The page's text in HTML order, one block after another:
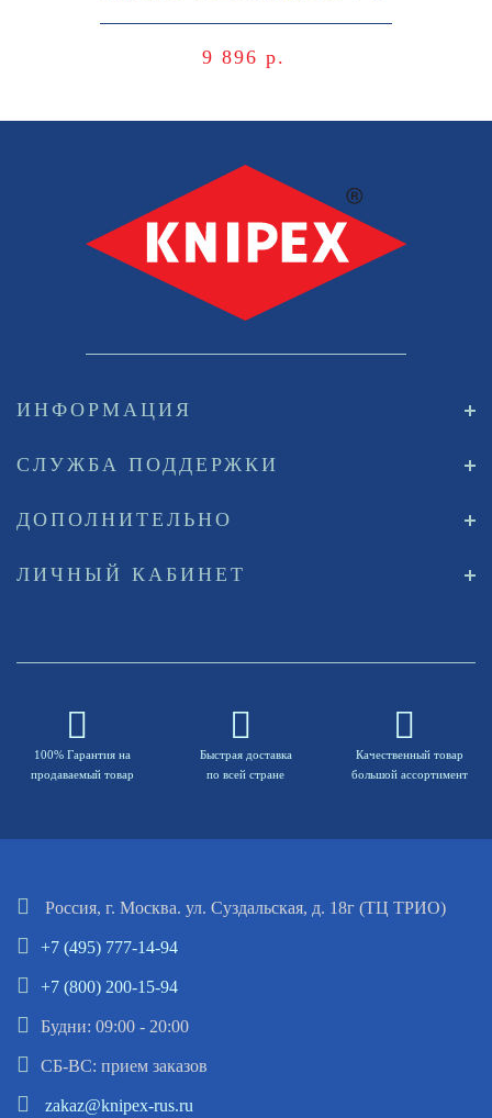
9 896 р.
ИНФОРМАЦИЯ
СЛУЖБА ПОДДЕРЖКИ
ДОПОЛНИТЕЛЬНО
ЛИЧНЫЙ КАБИНЕТ
100% Гарантия на
продаваемый товар
Быстрая доставка
по всей стране
Качественный товар
большой ассортимент
Россия, г. Москва. ул. Суздальская, д. 18г (ТЦ ТРИО)
+7 (495) 777-14-94
+7 (800) 200-15-94
Будни: 09:00 - 20:00
СБ-ВС: прием заказов
zakaz@knipex-rus.ru